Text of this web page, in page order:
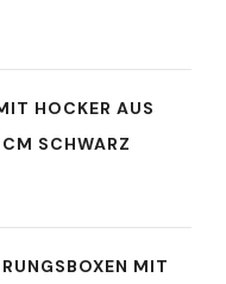
HOCKER AUS
SCHWARZ
MIT